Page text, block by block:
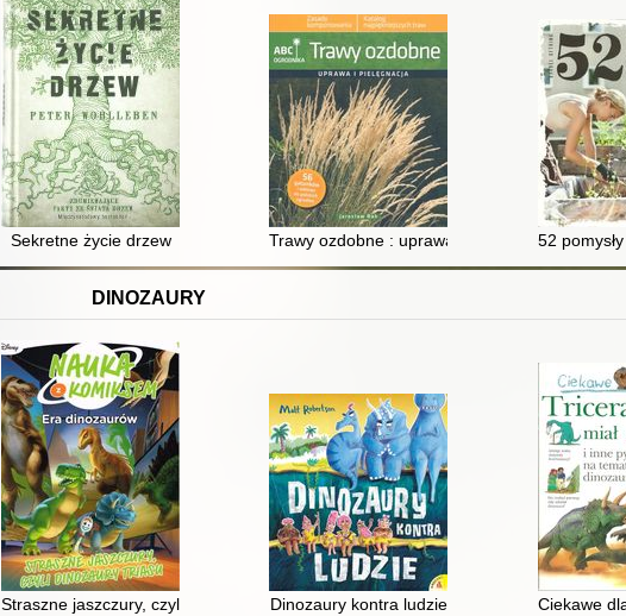
Sekretne życie drzew Trawy ozdobne : uprawa i pielęgnacja
52
DINOZAURY
Straszne jaszczury, czyli Dinozaury triasuDinozaury kontra ludzie Ciekawe